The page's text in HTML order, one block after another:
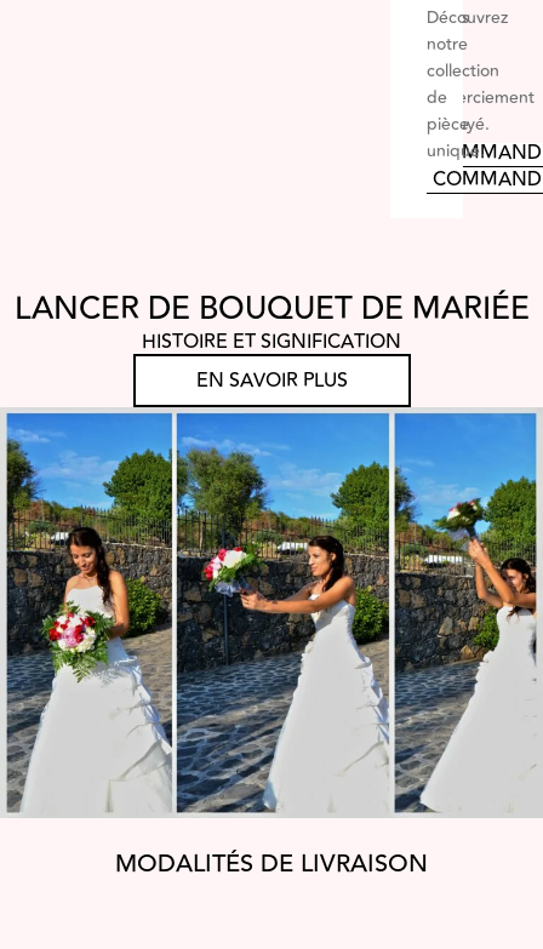
fleurs
pour
un
remerciement
appuyé.
Découvrez
notre
collection
de
pièce
unique.
LANCER DE BOUQUET DE MARIÉE
HISTOIRE ET SIGNIFICATION
EN SAVOIR PLUS
MODALITÉS DE LIVRAISON